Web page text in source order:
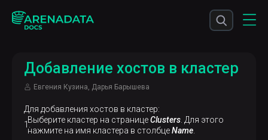
Добавление хостов в кластер
Евгения Кузина, Дарья Барышева
Для добавления хостов в кластер:
Выберите кластер на страницеClusters . Для этого
нажмите на имя кластера в столбцеName